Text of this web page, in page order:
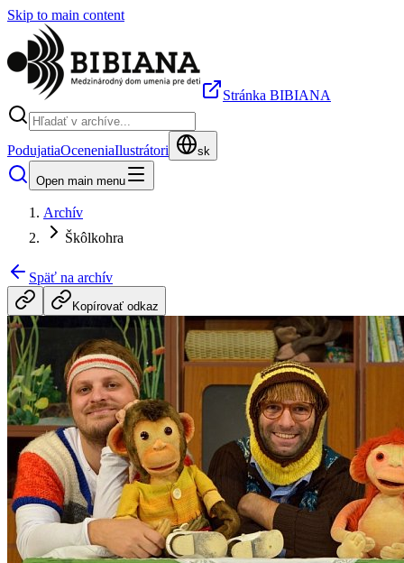
Skip to main content
Stránka BIBIANA
PodujatiaOceneniaIlustrátori sk
Open main menu
Archív
Škôlkohra
Späť na archív
Kopírovať odkaz